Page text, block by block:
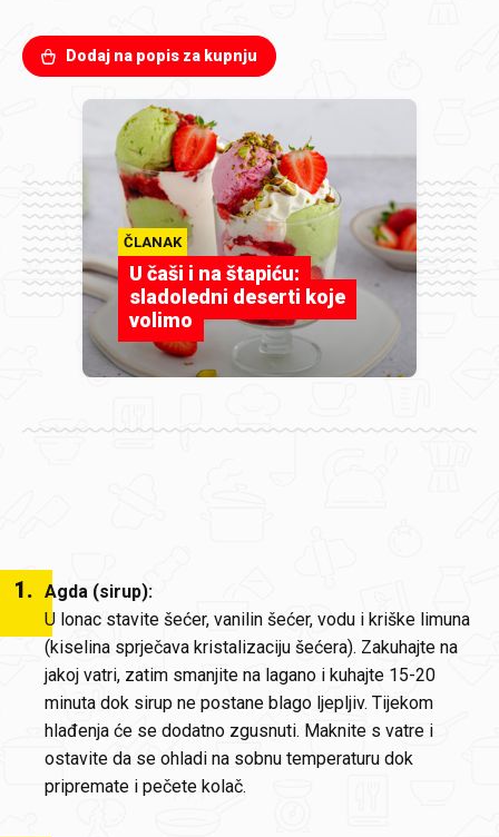
Dodaj na popis za kupnju
ČLANAK
U čaši i na štapiću:
sladoledni deserti koje
volimo
1. Agda (sirup):
U lonac stavite šećer, vanilin šećer, vodu i kriške limuna
(kiselina sprječava kristalizaciju šećera). Zakuhajte na
jakoj vatri, zatim smanjite na lagano i kuhajte 15-20
minuta dok sirup ne postane blago ljepljiv. Tijekom
hlađenja će se dodatno zgusnuti. Maknite s vatre i
ostavite da se ohladi na sobnu temperaturu dok
pripremate i pečete kolač.